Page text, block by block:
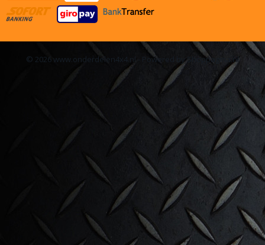
© 2026 www.onderdelen4x4.nl - Powered by Shoppagina.nl